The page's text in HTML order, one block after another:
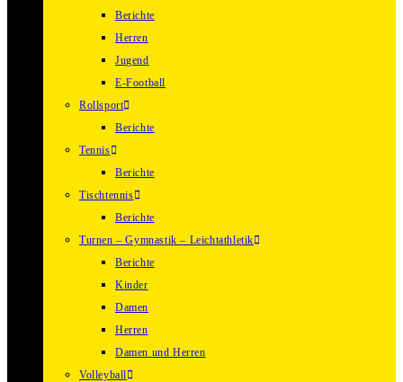
Berichte
Herren
Jugend
E-Football
Rollsport
Berichte
Tennis
Berichte
Tischtennis
Berichte
Turnen – Gymnastik – Leichtathletik
Berichte
Kinder
Damen
Herren
Damen und Herren
Volleyball